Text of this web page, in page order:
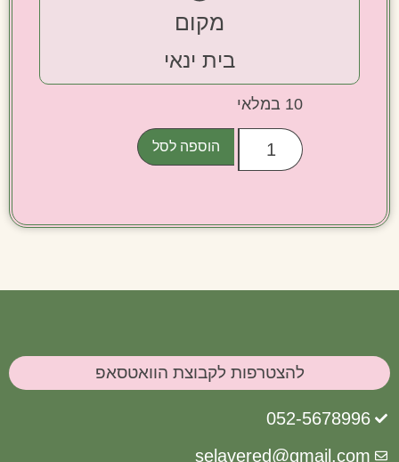
מקום
בית ינאי
הוספה לסל
להצטרפות לקבוצת הוואטסאפ
052-